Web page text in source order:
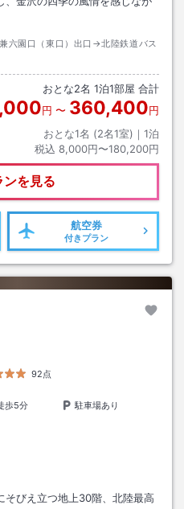
六園口（東口）出口→北陸鉄道バス
おとな2名 1泊1部屋 合計
円 〜 360,400円
おとな1名 (2名1室)｜ 1泊
税込 8,000円〜180,200円
を見る
航空券
付きプラン
92点
歩5分
駐車場あり
そびえ立つ地上30階、北陸最高